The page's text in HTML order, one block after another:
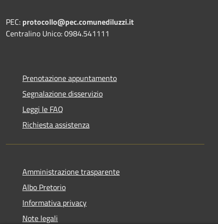
PEC: protocollo@pec.comunediluzzi.it
Centralino Unico: 0984.541111
Prenotazione appuntamento
Segnalazione disservizio
Leggi le FAQ
Richiesta assistenza
Amministrazione trasparente
Albo Pretorio
Informativa privacy
Note legali